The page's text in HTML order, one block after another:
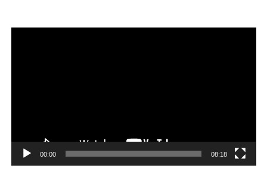
Reproductor
00:00 08:18